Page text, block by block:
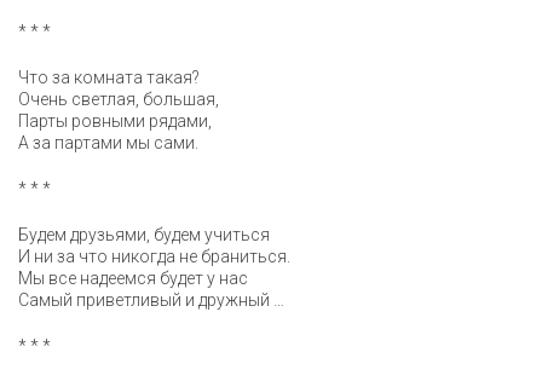
* * *
Что за комната такая?
Очень светлая, большая,
Парты ровными рядами,
А за партами мы сами.
* * *
Будем друзьями, будем учиться
И ни за что никогда не браниться.
Мы все надеемся будет у нас
Самый приветливый и дружный …
* * *